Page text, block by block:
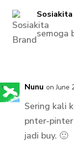
Sosiakita
semoga
Nunu on June
Sering kali
pnter-
jadi buy. 🙂